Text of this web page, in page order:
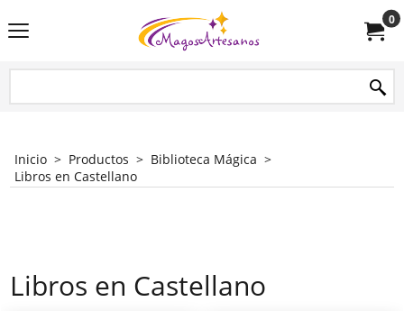
0
Inicio > Productos > Biblioteca Mágica >
Libros en Castellano
Libros en Castellano